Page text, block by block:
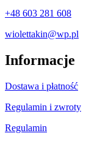
+48 603 281 608
wiolettakin@wp.pl
Informacje
Dostawa i płatność
Regulamin i zwroty
Regulamin